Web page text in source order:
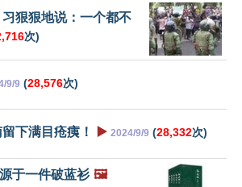
狠狠地说：一个都不
次)
9/9 (28,576次)
下满目疮痍！ ▶️ 2024/9/9 (28,332次)
于一件破蓝衫 🖼️